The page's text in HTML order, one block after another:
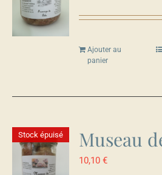
Ajouter au
panier
Stock épuisé Museau
10,10€